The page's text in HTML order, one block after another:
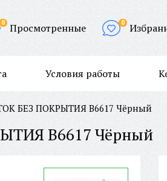
0 Просмотренные 0
Условия работы
БЕЗ ПОКРЫТИЯ B6617 Чёрный
B6617 Чёрный